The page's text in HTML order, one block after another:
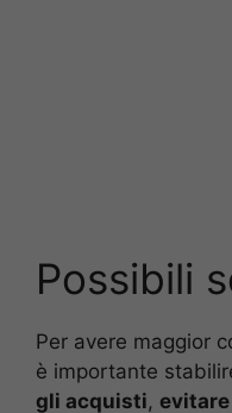
Possibili
Per avere maggior
è importante
gli acquisti,